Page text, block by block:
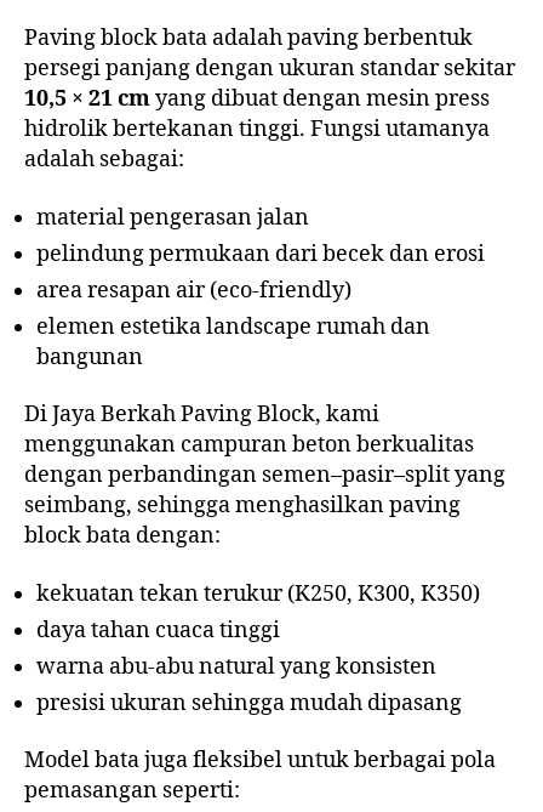
Paving block bata adalah paving berbentuk
persegi panjang dengan ukuran standar sekitar
10,5 × 21 cmyang dibuat dengan mesin press
hidrolik bertekanan tinggi. Fungsi utamanya
adalah sebagai:
material pengerasan jalan
pelindung permukaan dari becek dan erosi
area resapan air (eco-friendly)
elemen estetika landscape rumah dan
bangunan
Di Jaya Berkah Paving Block, kami
menggunakan campuran beton berkualitas
dengan perbandingan semen–pasir–split yang
seimbang, sehingga menghasilkan paving
block bata dengan:
kekuatan tekan terukur (K250, K300, K350)
daya tahan cuaca tinggi
warna abu-abu natural yang konsisten
presisi ukuran sehingga mudah dipasang
Model bata juga fleksibel untuk berbagai pola
pemasangan seperti: